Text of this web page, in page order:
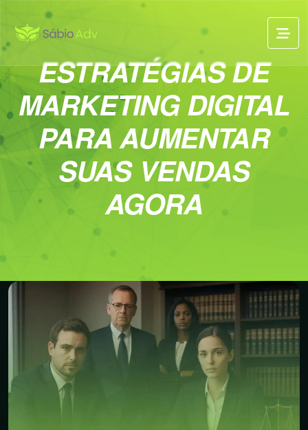
ESTRATÉGIAS DE
MARKETING DIGITAL
PARA AUMENTAR
SUAS VENDAS
AGORA